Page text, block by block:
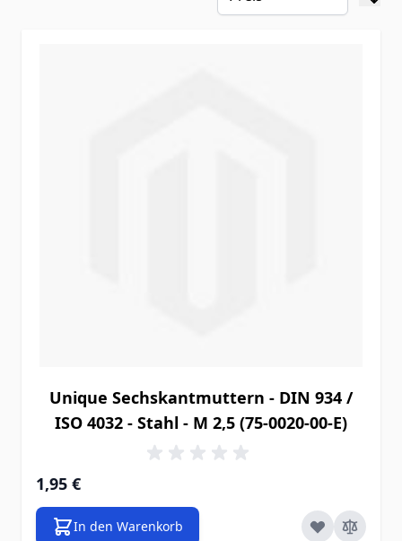
Unique Sechskantmuttern - DIN 934 /
ISO 4032 - Stahl - M 2,5 (75-0020-00-E)
1,95 €
In den Warenkorb